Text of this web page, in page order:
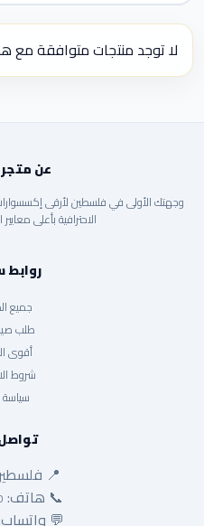
لا توجد منتجات متوافقة مع
عن متجر
وجهتك الأولى في فلسطين لأرقى
الاحترافية بأعلى معايير
جميع
طلب
أقوى
شروط
سياسة
📍
📞 هاتف:
💬